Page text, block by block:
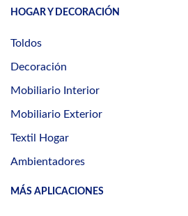
HOGAR Y DECORACIÓN
Toldos
Decoración
Mobiliario Interior
Mobiliario Exterior
Textil Hogar
Ambientadores
MÁS APLICACIONES